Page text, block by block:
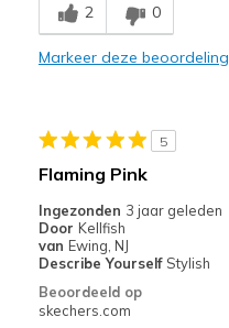
Comfortable
Going Out
2 0
Markeer deze beoordeling
5
Flaming Pink
Ingezonden 3 jaar geleden
Door Kellfish
van Ewing, NJ
Describe Yourself Stylish
Beoordeeld op
skechers.com